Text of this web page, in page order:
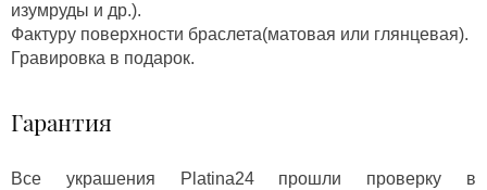
изумруды и др.).
Фактуру поверхности браслета(матовая или глянцевая).
Гравировка в подарок.
Гарантия
Все украшения Platina24 прошли проверку в